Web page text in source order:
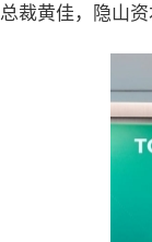
裁黄佳，隐山